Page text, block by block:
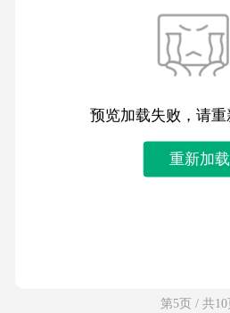
预览加载失败，请
重新加载
第5页 / 共10